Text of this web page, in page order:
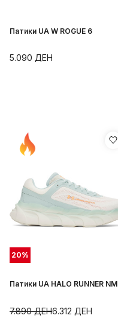
Патики UA W ROGUE 6
5.090 ДЕН
20%
Патики UA HALO RUNNER NM
6.312 ДЕН
7.890ДЕН